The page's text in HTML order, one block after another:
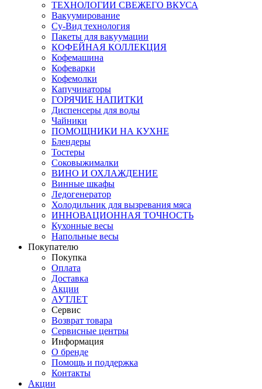
ТЕХНОЛОГИИ СВЕЖЕГО ВКУСА
Вакуумирование
Су-Вид технология
Пакеты для вакуумации
КОФЕЙНАЯ КОЛЛЕКЦИЯ
Кофемашина
Кофеварки
Кофемолки
Капучинаторы
ГОРЯЧИЕ НАПИТКИ
Диспенсеры для воды
Чайники
ПОМОЩНИКИ НА КУХНЕ
Блендеры
Тостеры
Соковыжималки
ВИНО И ОХЛАЖДЕНИЕ
Винные шкафы
Ледогенератор
Холодильник для вызревания мяса
ИННОВАЦИОННАЯ ТОЧНОСТЬ
Кухонные весы
Напольные весы
Покупателю
Покупка
Оплата
Доставка
Акции
АУТЛЕТ
Сервис
Возврат товара
Сервисные центры
Информация
О бренде
Помощь и поддержка
Контакты
Акции